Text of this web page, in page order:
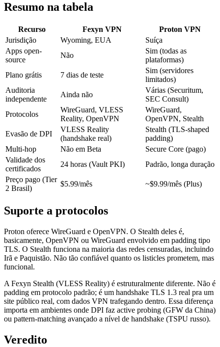
Resumo na tabela
Recurso Fexyn VPN
Proton VPN
Jurisdição
Wyoming, EUA
Suíça
Apps open-
source
Não
Sim (todas as
plataformas)
Plano grátis
7 dias de teste
Sim (servidores
limitados)
Auditoria
independente
Ainda não
Várias (Securitum,
SEC Consult)
Protocolos
WireGuard, VLESS
Reality, OpenVPN
WireGuard,
OpenVPN, Stealth
Evasão de DPI
VLESS Reality
(handshake real)
Stealth (TLS-shaped
padding)
Multi-hop
Não em Beta
Secure Core (pago)
Validade dos
certificados
24 horas (Vault PKI)
Padrão, longa duração
Preço pago (Tier
2 Brasil)
$5.99/mês ~$9.99/mês (Plus)
Suporte a protocolos
Proton oferece WireGuard e OpenVPN. O Stealth deles é,
basicamente, OpenVPN ou WireGuard envolvido em padding tipo
TLS. O Stealth funciona na maioria das redes censuradas, incluindo
Irã e Paquistão. Não tão confiável quanto os listicles prometem, mas
funcional.
A Fexyn Stealth (VLESS Reality) é estruturalmente diferente. Não é
padding em protocolo padrão; é um handshake TLS 1.3 real pra um
site público real, com dados VPN trafegando dentro. Essa diferença
importa em ambientes onde DPI faz active probing (GFW da China)
ou pattern-matching avançado a nível de handshake (TSPU russo).
Veredito